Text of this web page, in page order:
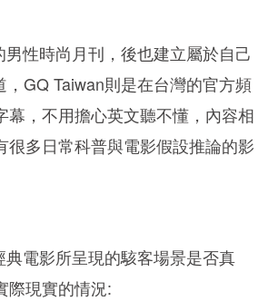
性時尚月刊，後也建立屬於自己
，GQ Taiwan則是在台灣的官方頻
幕，不用擔心英文聽不懂，內容相
很多日常科普與電影假設推論的影
典電影所呈現的駭客場景是否真
際現實的情況: